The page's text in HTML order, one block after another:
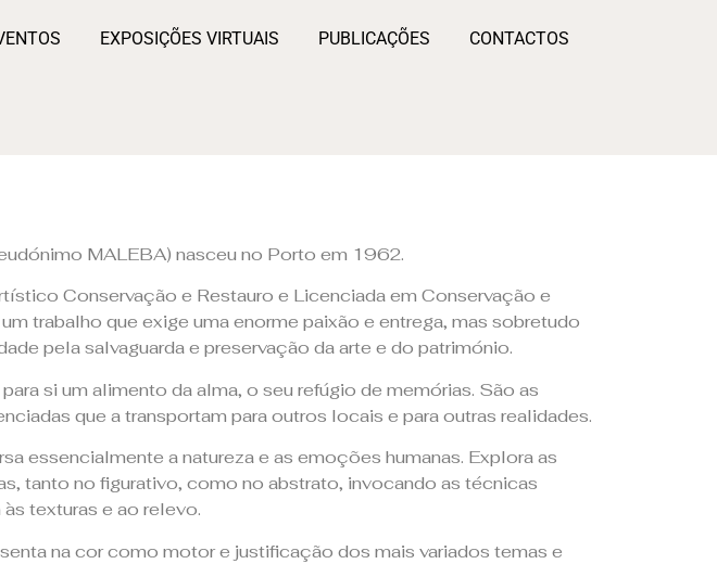
EXPOSIÇÕES VIRTUAIS PUBLICAÇÕES CONTACTOS
MALEBA) nasceu no Porto em 1962.
Conservação e Restauro e Licenciada em Conservação e
trabalho que exige uma enorme paixão e entrega, mas sobretudo
pela salvaguarda e preservação da arte e do património.
si um alimento da alma, o seu refúgio de memórias. São as
que a transportam para outros locais e para outras realidades.
essencialmente a natureza e as emoções humanas. Explora as
tanto no figurativo, como no abstrato, invocando as técnicas
texturas e ao relevo.
na cor como motor e justificação dos mais variados temas e